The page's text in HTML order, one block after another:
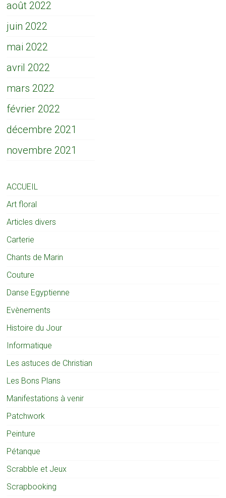
août 2022
juin 2022
mai 2022
avril 2022
mars 2022
février 2022
décembre 2021
novembre 2021
ACCUEIL
Art floral
Articles divers
Carterie
Chants de Marin
Couture
Danse Egyptienne
Evènements
Histoire du Jour
Informatique
Les astuces de Christian
Les Bons Plans
Manifestations à venir
Patchwork
Peinture
Pétanque
Scrabble et Jeux
Scrapbooking